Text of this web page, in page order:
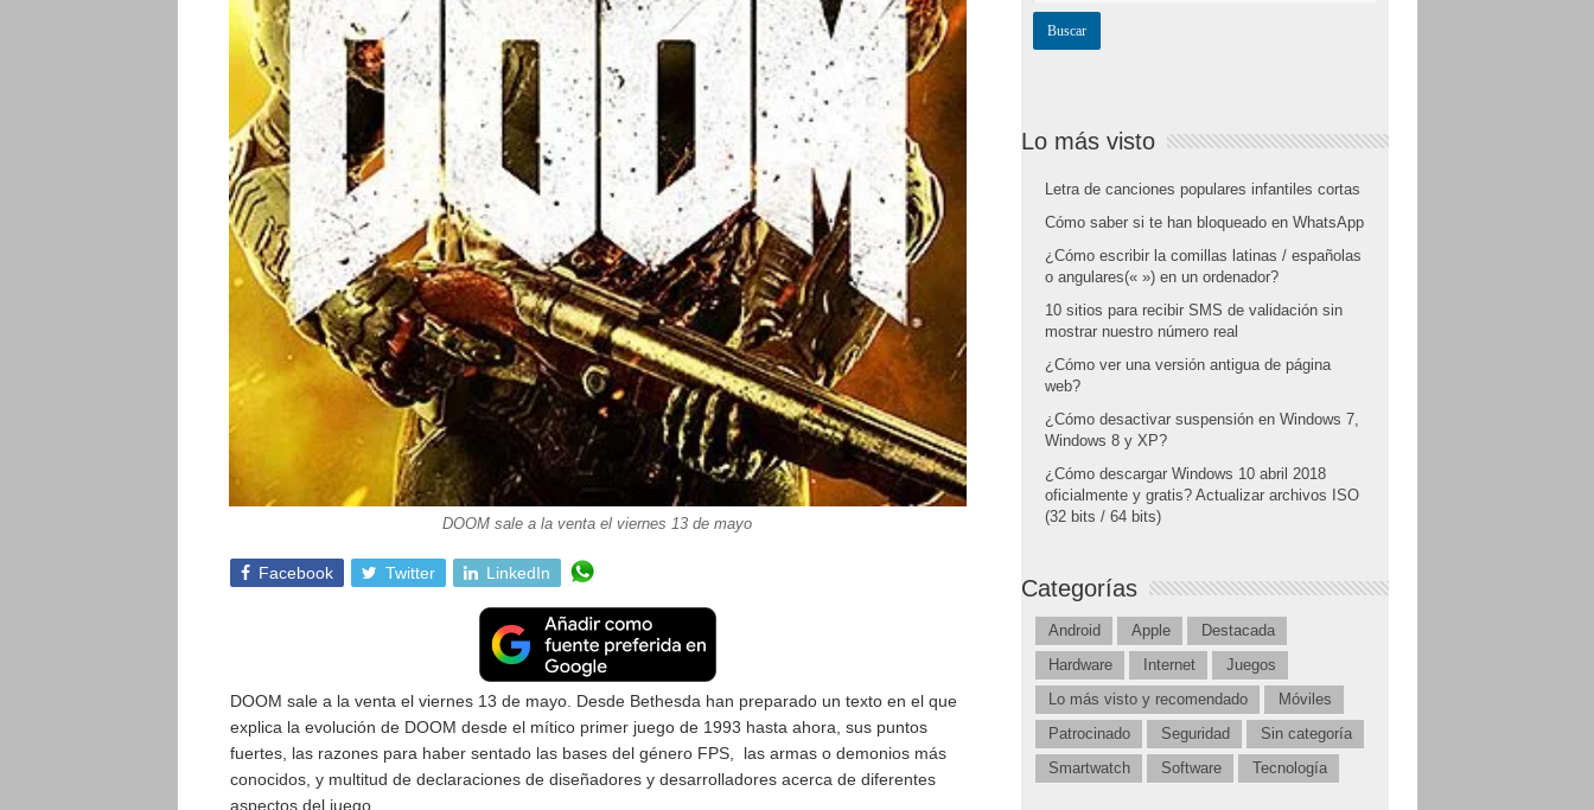
DOOM sale a la venta el viernes 13 de mayo
Facebook Twitter LinkedIn
DOOM sale a la venta el viernes 13 de mayo. Desde Bethesda han preparado un texto en el que
explica la evolución de DOOM desde el mítico primer juego de 1993 hasta ahora, sus puntos
fuertes, las razones para haber sentado las bases del género FPS, las armas o demonios más
conocidos, y multitud de declaraciones de diseñadores y desarrolladores acerca de diferentes
aspectos del juego
Lo más visto
Letra de canciones populares infantiles cortas
Cómo saber si te han bloqueado en WhatsApp
¿Cómo escribir la comillas latinas / españolas
o angulares(« ») en un ordenador?
10 sitios para recibir SMS de validación sin
mostrar nuestro número real
¿Cómo ver una versión antigua de página
web?
¿Cómo desactivar suspensión en Windows 7,
Windows 8 y XP?
¿Cómo descargar Windows 10 abril 2018
oficialmente y gratis? Actualizar archivos ISO
(32 bits / 64 bits)
Categorías
Android Apple
Destacada
Hardware
Internet
Juegos
Lo más visto y recomendado
Móviles
Patrocinado
Seguridad
Sin categoría
Smartwatch
Software Tecnología